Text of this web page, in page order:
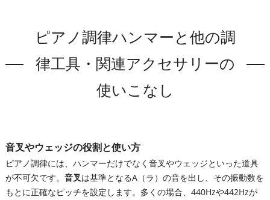
ピアノ調律ハンマーと他の調
律工具・関連アクセサリーの
使いこなし
音叉やウェッジの役割と使い方
ピアノ調律には、ハンマーだけでなく音叉やウェッジといった道具
が不可欠です。 音叉は基準となるA（ラ）の音を出し、その振動数を
もとに正確なピッチを設定します。多くの場合、440Hzや442Hzが